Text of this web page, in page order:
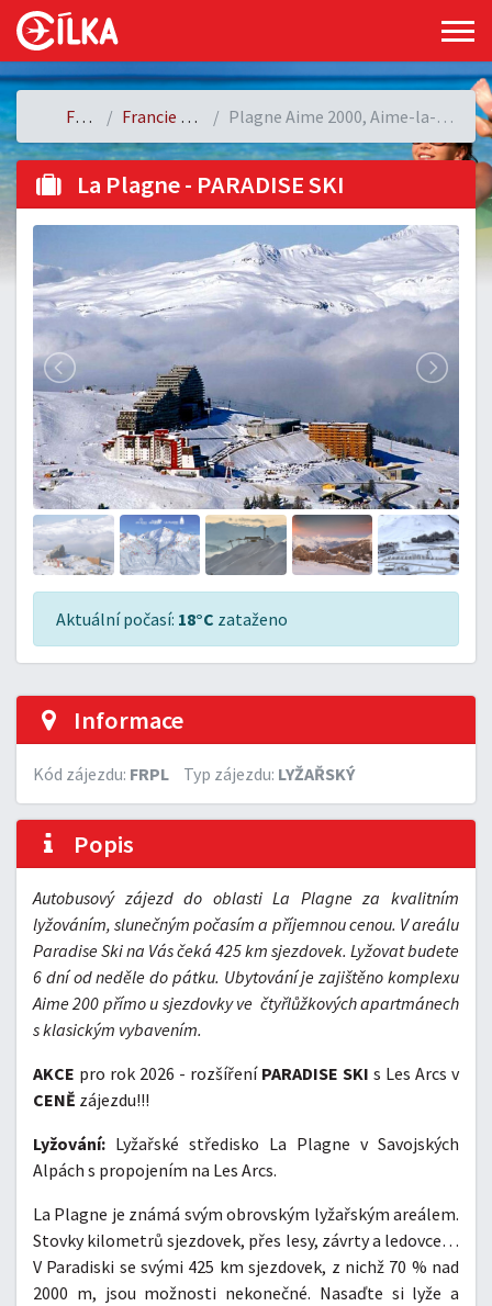
Francie Francie - Plagne Plagne Aime 2000, Aime-la-Plagne, Francie
La Plagne - PARADISE SKI
Aktuální počasí: 18°C zataženo
Informace
Kód zájezdu: FRPL Typ zájezdu: LYŽAŘSKÝ
Popis
Autobusový zájezd do oblasti La Plagne za kvalitním
lyžováním, slunečným počasím a příjemnou cenou. V areálu
Paradise Ski na Vás čeká 425 km sjezdovek. Lyžovat budete
6 dní od neděle do pátku. Ubytování je zajištěno komplexu
Aime 200 přímo u sjezdovky ve čtyřlůžkových apartmánech
s klasickým vybavením.
AKCE pro rok 2026 - rozšíření PARADISE SKI s Les Arcs v
CENĚ zájezdu!!!
Lyžování: Lyžařské středisko La Plagne v Savojských
Alpách s propojením na Les Arcs.
La Plagne je známá svým obrovským lyžařským areálem.
Stovky kilometrů sjezdovek, přes lesy, závrty a ledovce…
V Paradiski se svými 425 km sjezdovek, z nichž 70 % nad
2000 m, jsou možnosti nekonečné. Nasaďte si lyže a